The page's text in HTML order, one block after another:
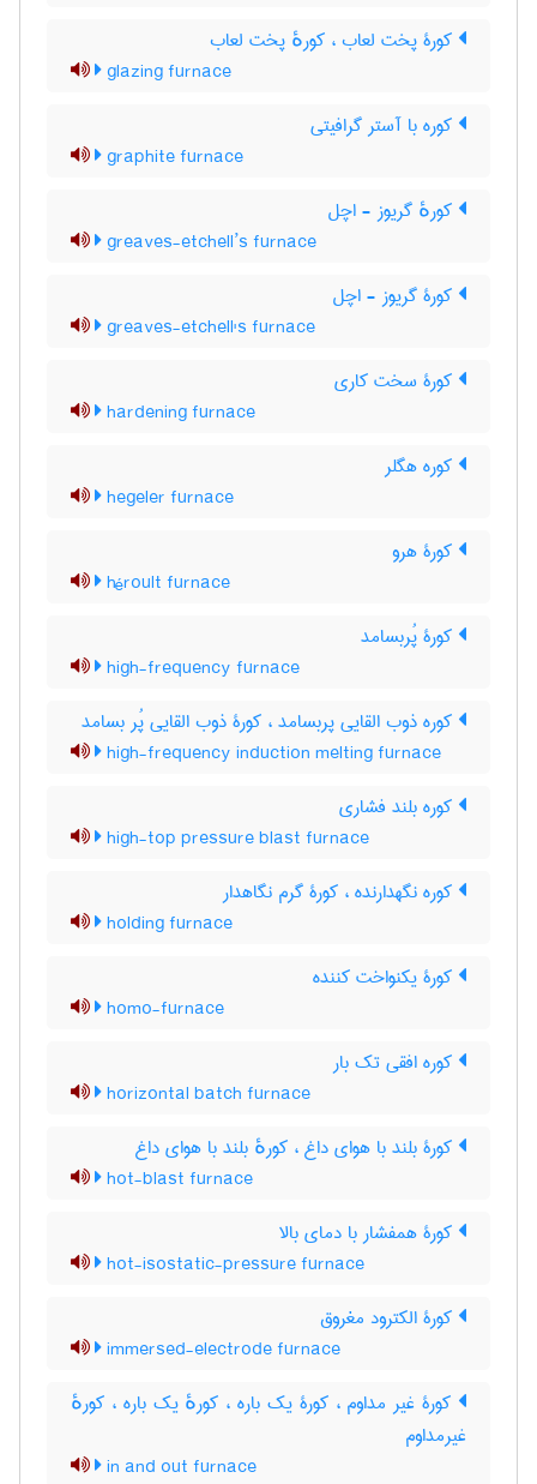
کورۀ پخت لعاب ، کورهٔ پخت لعاب
glazing furnace
کوره با آستر گرافیتی
graphite furnace
کورهٔ گریوز - اچل
greaves-etchell’s furnace
کورۀ گریوز - اچل
greaves-etchell's furnace
کورۀ سخت کاری
hardening furnace
کوره هگلر
hegeler furnace
کورۀ هرو
héroult furnace
کورۀ پُربسامد
high-frequency furnace
کوره ذوب القایی پربسامد ، کورۀ ذوب القایی پُر بسامد
high-frequency induction melting furnace
کوره بلند فشاری
high-top pressure blast furnace
کوره نگهدارنده ، کورۀ گرم نگاهدار
holding furnace
کورۀ یکنواخت کننده
homo-furnace
کوره افقی تک بار
horizontal batch furnace
کورۀ بلند با هوای داغ ، کورهٔ بلند با هوای داغ
hot-blast furnace
کورۀ همفشار با دمای بالا
hot-isostatic-pressure furnace
کورۀ الکترود مغروق
immersed-electrode furnace
کورۀ غیر مداوم ، کورۀ یک باره ، کورهٔ یک باره ، کورهٔ
غیرمداوم
in and out furnace